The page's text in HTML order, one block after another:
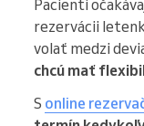
Pacienti
rezervácii
volať medzi
chcú mať
S online